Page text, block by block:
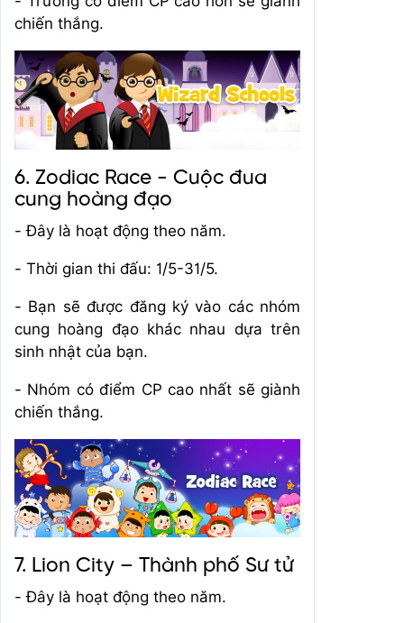
chiến thắng.
6. Zodiac Race - Cuộc đua
cung hoàng đạo
- Đây là hoạt động theo năm.
- Thời gian thi đấu: 1/5-31/5.
- Bạn sẽ được đăng ký vào các nhóm
cung hoàng đạo khác nhau dựa trên
sinh nhật của bạn.
- Nhóm có điểm CP cao nhất sẽ giành
chiến thắng.
7. Lion City – Thành phố Sư tử
- Đây là hoạt động theo năm.